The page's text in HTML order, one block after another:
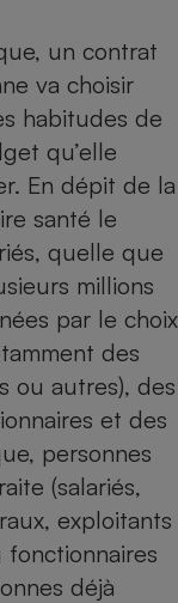
un contrat
va choisir
habitudes de
qu’elle
En dépit de la
santé le
quelle que
millions
par le choix
des
ou autres), des
et des
, personnes
(salariés,
exploitants
fonctionnaires
déjà